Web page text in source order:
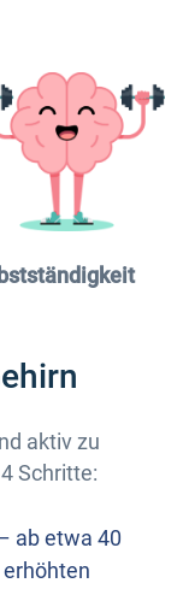
aktiv zu
Schritte:
ab etwa 40